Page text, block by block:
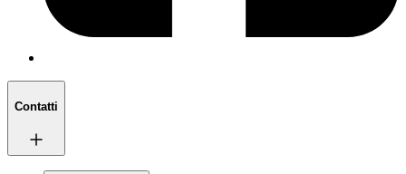
Contatti